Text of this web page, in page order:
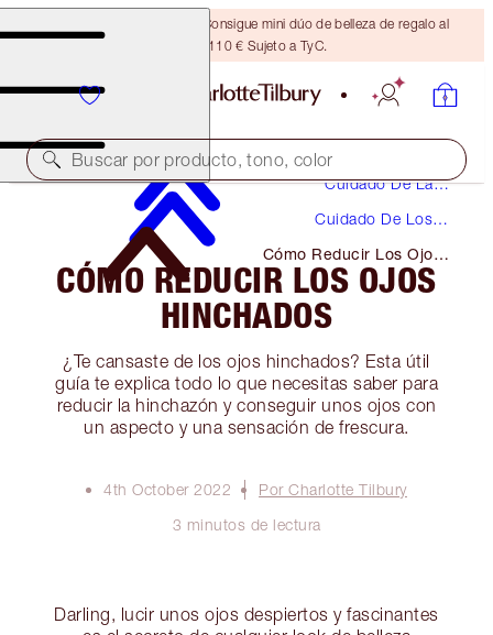
¡ÚLTIMA OPORTUNIDAD! Consigue mini dúo de belleza de regalo al
gastar 110 € Sujeto a TyC.
Buscar por producto, tono, color
Cuidado De La
Cuidado De Los
Cómo Reducir Los Ojos
Hinchados
CÓMO REDUCIR LOS OJOS
HINCHADOS
¿Te cansaste de los ojos hinchados? Esta útil
guía te explica todo lo que necesitas saber para
reducir la hinchazón y conseguir unos ojos con
un aspecto y una sensación de frescura.
4th October 2022
Por Charlotte Tilbury
3 minutos de lectura
Darling, lucir unos ojos despiertos y fascinantes